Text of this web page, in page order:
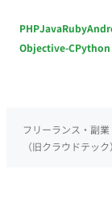
PHPJavaRuby
Objective-CPython
フリーランス・副
（旧クラウドテック）